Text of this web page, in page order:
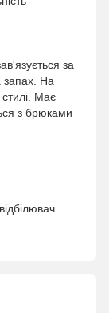
за
запах. На
Має
з брюками